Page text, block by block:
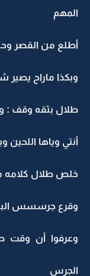
المهم
أطلع من القصر
وبكذا ماراح يصير
طلال بثقه وقف :
أنتي وياها اللحين
خلص طلال كلامه
وقرع جرسسس
وعرفوا أن وقت
الجرس